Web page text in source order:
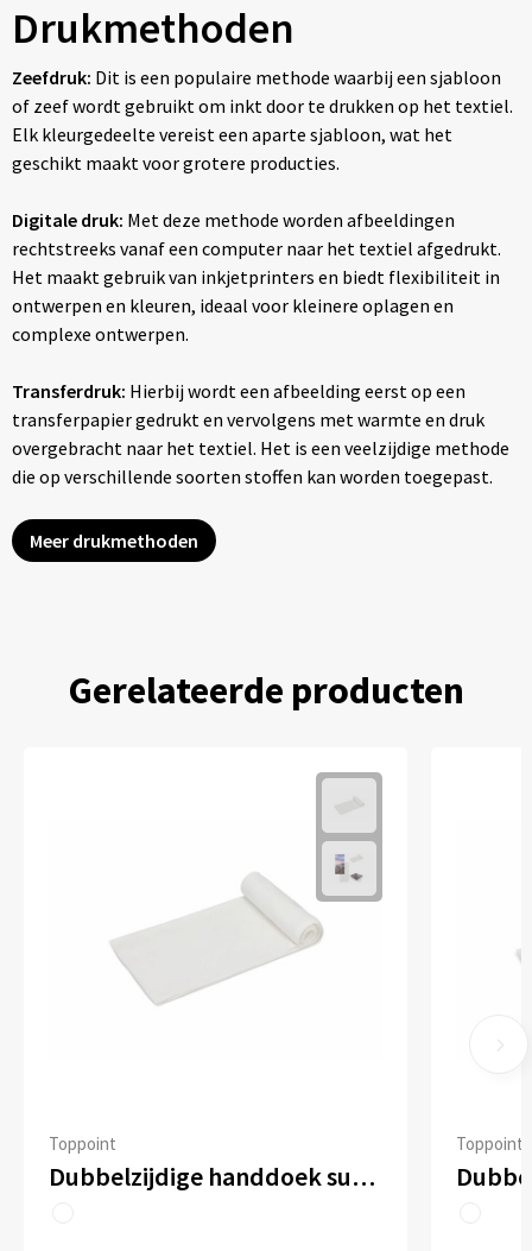
Drukmethoden
Zeefdruk: Dit is een populaire methode waarbij een sjabloon
of zeef wordt gebruikt om inkt door te drukken op het textiel.
Elk kleurgedeelte vereist een aparte sjabloon, wat het
geschikt maakt voor grotere producties.
Digitale druk: Met deze methode worden afbeeldingen
rechtstreeks vanaf een computer naar het textiel afgedrukt.
Het maakt gebruik van inkjetprinters en biedt flexibiliteit in
ontwerpen en kleuren, ideaal voor kleinere oplagen en
complexe ontwerpen.
Transferdruk: Hierbij wordt een afbeelding eerst op een
transferpapier gedrukt en vervolgens met warmte en druk
overgebracht naar het textiel. Het is een veelzijdige methode
die op verschillende soorten stoffen kan worden toegepast.
Meer drukmethoden
Gerelateerde producten
Toppoint
Dubbelzijdige handdoek sublimatie 100 x 180 cm 400 g/m²
Toppoint